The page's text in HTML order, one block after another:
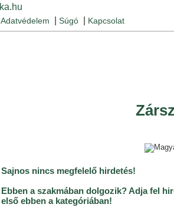
Adatvédelem Súgó Kapcsolat
Sajnos nincs megfelelő hirdetés!
Ebben a szakmában dolgozik? Adja fel
első ebben a kategóriában!